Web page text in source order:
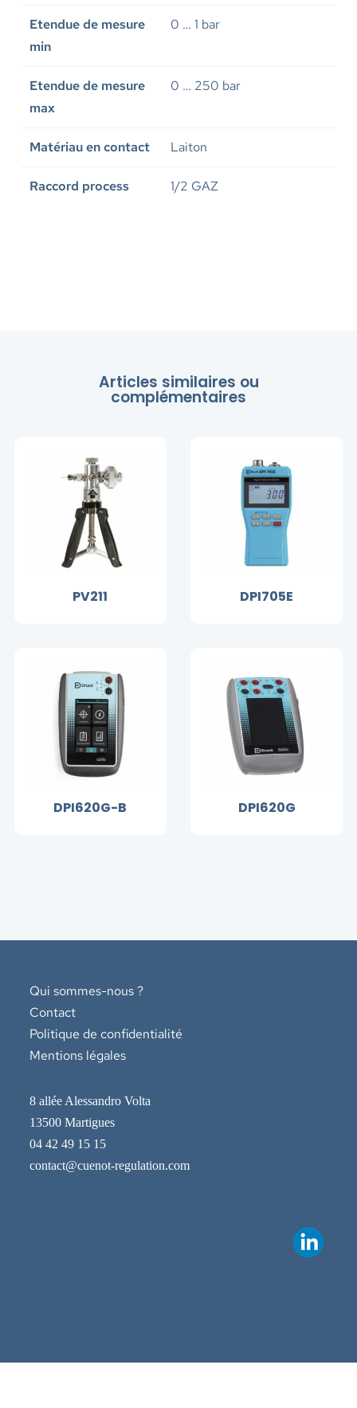
Etendue de mesure
min
0 … 1 bar
Etendue de mesure
max
0 … 250 bar
Matériau en contact Laiton
Raccord process 1/2 GAZ
Articles similaires ou
complémentaires
PV211 DPI705E
DPI620G-B DPI620G
Qui sommes-nous ?
Contact
Politique de confidentialité
Mentions légales
8 allée Alessandro Volta
13500 Martigues
04 42 49 15 15
contact@cuenot-regulation.com